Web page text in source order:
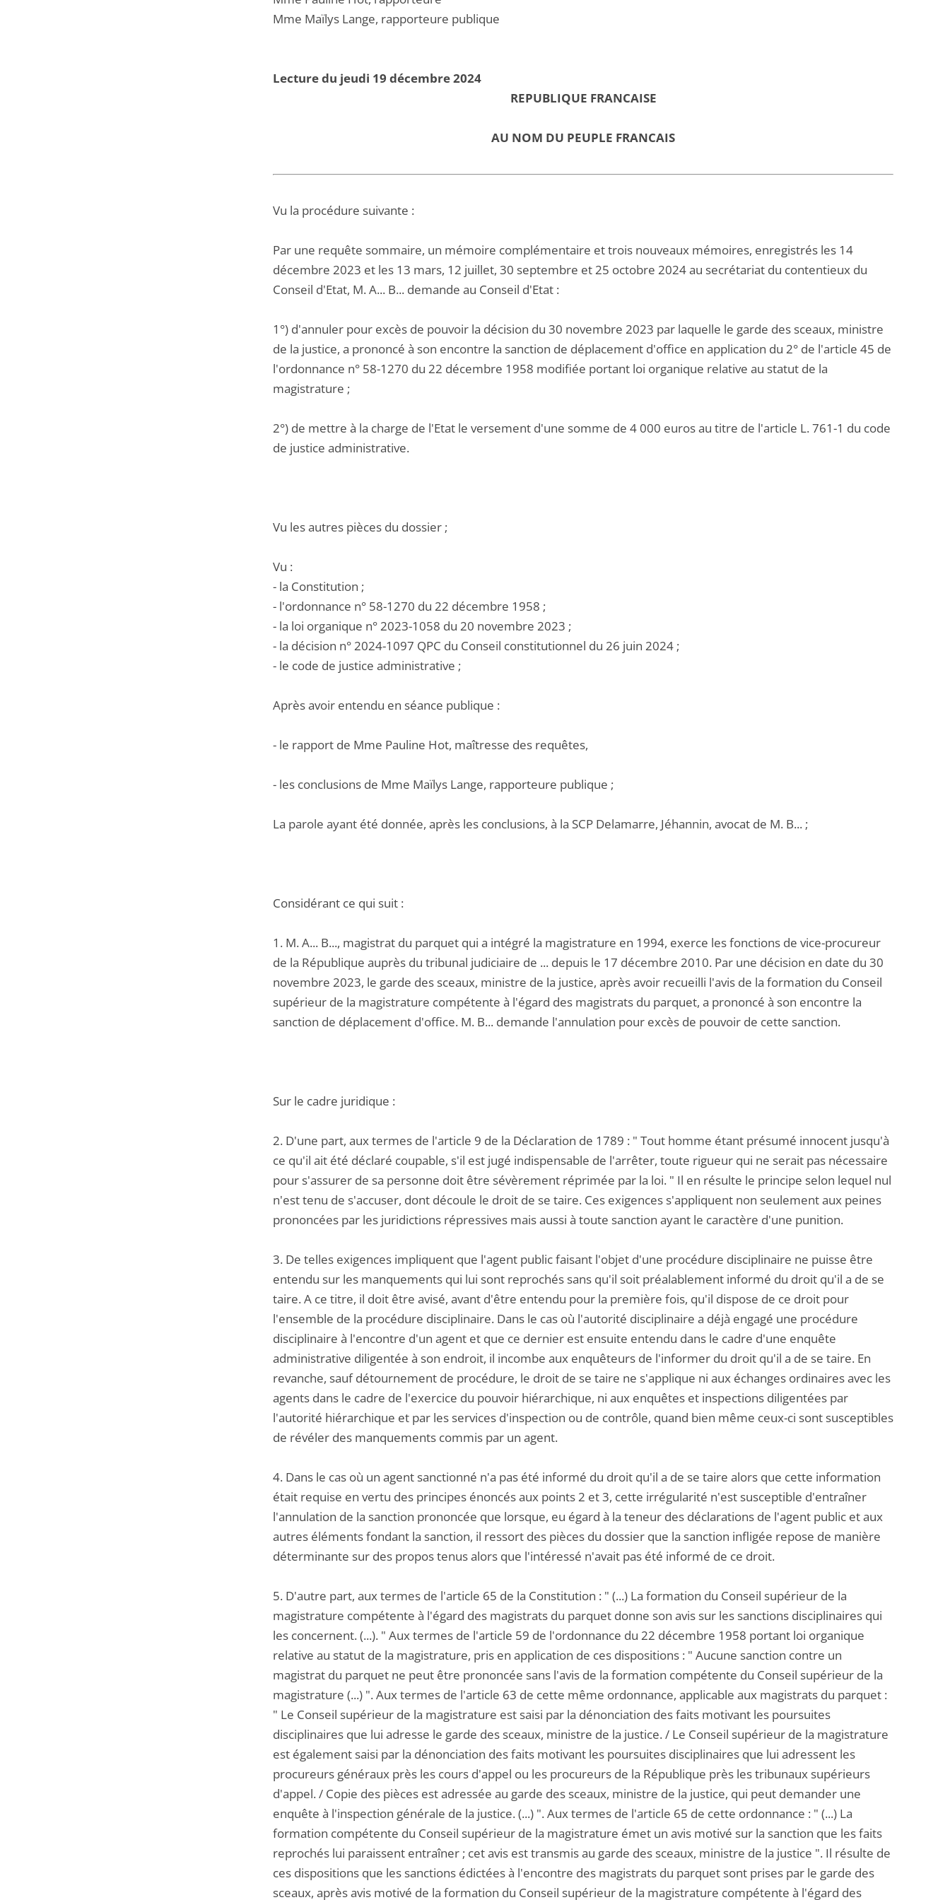
Mme Maïlys Lange, rapporteure publique
Lecture du jeudi 19 décembre 2024
REPUBLIQUE FRANCAISE
AU NOM DU PEUPLE FRANCAIS
Vu la procédure suivante :
Par une requête sommaire, un mémoire complémentaire et trois nouveaux mémoires, enregistrés les 14
décembre 2023 et les 13 mars, 12 juillet, 30 septembre et 25 octobre 2024 au secrétariat du contentieux du
Conseil d'Etat, M. A... B... demande au Conseil d'Etat :
1°) d'annuler pour excès de pouvoir la décision du 30 novembre 2023 par laquelle le garde des sceaux, ministre
de la justice, a prononcé à son encontre la sanction de déplacement d'office en application du 2° de l'article 45 de
l'ordonnance n° 58-1270 du 22 décembre 1958 modifiée portant loi organique relative au statut de la
magistrature ;
2°) de mettre à la charge de l'Etat le versement d'une somme de 4 000 euros au titre de l'article L. 761-1 du code
de justice administrative.
Vu les autres pièces du dossier ;
Vu :
- la Constitution ;
- l'ordonnance n° 58-1270 du 22 décembre 1958 ;
- la loi organique n° 2023-1058 du 20 novembre 2023 ;
- la décision n° 2024-1097 QPC du Conseil constitutionnel du 26 juin 2024 ;
- le code de justice administrative ;
Après avoir entendu en séance publique :
- le rapport de Mme Pauline Hot, maîtresse des requêtes,
- les conclusions de Mme Maïlys Lange, rapporteure publique ;
La parole ayant été donnée, après les conclusions, à la SCP Delamarre, Jéhannin, avocat de M. B... ;
Considérant ce qui suit :
1. M. A... B..., magistrat du parquet qui a intégré la magistrature en 1994, exerce les fonctions de vice-procureur
de la République auprès du tribunal judiciaire de ... depuis le 17 décembre 2010. Par une décision en date du 30
novembre 2023, le garde des sceaux, ministre de la justice, après avoir recueilli l'avis de la formation du Conseil
supérieur de la magistrature compétente à l'égard des magistrats du parquet, a prononcé à son encontre la
sanction de déplacement d'office. M. B... demande l'annulation pour excès de pouvoir de cette sanction.
Sur le cadre juridique :
2. D'une part, aux termes de l'article 9 de la Déclaration de 1789 : " Tout homme étant présumé innocent jusqu'à
ce qu'il ait été déclaré coupable, s'il est jugé indispensable de l'arrêter, toute rigueur qui ne serait pas nécessaire
pour s'assurer de sa personne doit être sévèrement réprimée par la loi. " Il en résulte le principe selon lequel nul
n'est tenu de s'accuser, dont découle le droit de se taire. Ces exigences s'appliquent non seulement aux peines
prononcées par les juridictions répressives mais aussi à toute sanction ayant le caractère d'une punition.
3. De telles exigences impliquent que l'agent public faisant l'objet d'une procédure disciplinaire ne puisse être
entendu sur les manquements qui lui sont reprochés sans qu'il soit préalablement informé du droit qu'il a de se
taire. A ce titre, il doit être avisé, avant d'être entendu pour la première fois, qu'il dispose de ce droit pour
l'ensemble de la procédure disciplinaire. Dans le cas où l'autorité disciplinaire a déjà engagé une procédure
disciplinaire à l'encontre d'un agent et que ce dernier est ensuite entendu dans le cadre d'une enquête
administrative diligentée à son endroit, il incombe aux enquêteurs de l'informer du droit qu'il a de se taire. En
revanche, sauf détournement de procédure, le droit de se taire ne s'applique ni aux échanges ordinaires avec les
agents dans le cadre de l'exercice du pouvoir hiérarchique, ni aux enquêtes et inspections diligentées par
l'autorité hiérarchique et par les services d'inspection ou de contrôle, quand bien même ceux-ci sont susceptibles
de révéler des manquements commis par un agent.
4. Dans le cas où un agent sanctionné n'a pas été informé du droit qu'il a de se taire alors que cette information
était requise en vertu des principes énoncés aux points 2 et 3, cette irrégularité n'est susceptible d'entraîner
l'annulation de la sanction prononcée que lorsque, eu égard à la teneur des déclarations de l'agent public et aux
autres éléments fondant la sanction, il ressort des pièces du dossier que la sanction infligée repose de manière
déterminante sur des propos tenus alors que l'intéressé n'avait pas été informé de ce droit.
5. D'autre part, aux termes de l'article 65 de la Constitution : " (...) La formation du Conseil supérieur de la
magistrature compétente à l'égard des magistrats du parquet donne son avis sur les sanctions disciplinaires qui
les concernent. (...). " Aux termes de l'article 59 de l'ordonnance du 22 décembre 1958 portant loi organique
relative au statut de la magistrature, pris en application de ces dispositions : " Aucune sanction contre un
magistrat du parquet ne peut être prononcée sans l'avis de la formation compétente du Conseil supérieur de la
magistrature (...) ". Aux termes de l'article 63 de cette même ordonnance, applicable aux magistrats du parquet :
" Le Conseil supérieur de la magistrature est saisi par la dénonciation des faits motivant les poursuites
disciplinaires que lui adresse le garde des sceaux, ministre de la justice. / Le Conseil supérieur de la magistrature
est également saisi par la dénonciation des faits motivant les poursuites disciplinaires que lui adressent les
procureurs généraux près les cours d'appel ou les procureurs de la République près les tribunaux supérieurs
d'appel. / Copie des pièces est adressée au garde des sceaux, ministre de la justice, qui peut demander une
enquête à l'inspection générale de la justice. (...) ". Aux termes de l'article 65 de cette ordonnance : " (...) La
formation compétente du Conseil supérieur de la magistrature émet un avis motivé sur la sanction que les faits
reprochés lui paraissent entraîner ; cet avis est transmis au garde des sceaux, ministre de la justice ". Il résulte de
ces dispositions que les sanctions édictées à l'encontre des magistrats du parquet sont prises par le garde des
sceaux, après avis motivé de la formation du Conseil supérieur de la magistrature compétente à l'égard des